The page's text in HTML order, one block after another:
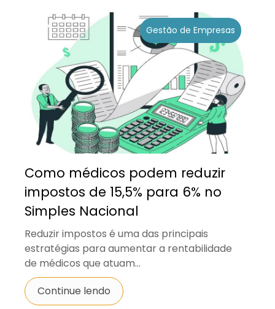
Gestão de Empresas
Como médicos podem reduzir
impostos de 15,5% para 6% no
Simples Nacional
Reduzir impostos é uma das principais
estratégias para aumentar a rentabilidade
de médicos que atuam...
Continue lendo